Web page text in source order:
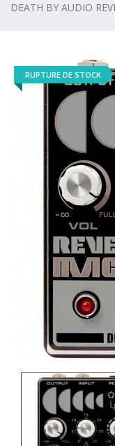
DEATH BY AUDIO
RUPTURE DE STOCK